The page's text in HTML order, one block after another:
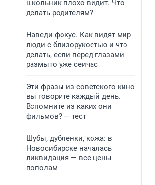
школьник плохо видит. Что
делать родителям?
Наведи фокус. Как видят мир
люди с близорукостью и что
делать, если перед глазами
размыто уже сейчас
Эти фразы из советского кино
вы говорите каждый день.
Вспомните из каких они
фильмов? — тест
Шубы, дубленки, кожа: в
Новосибирске началась
ликвидация — все цены
пополам